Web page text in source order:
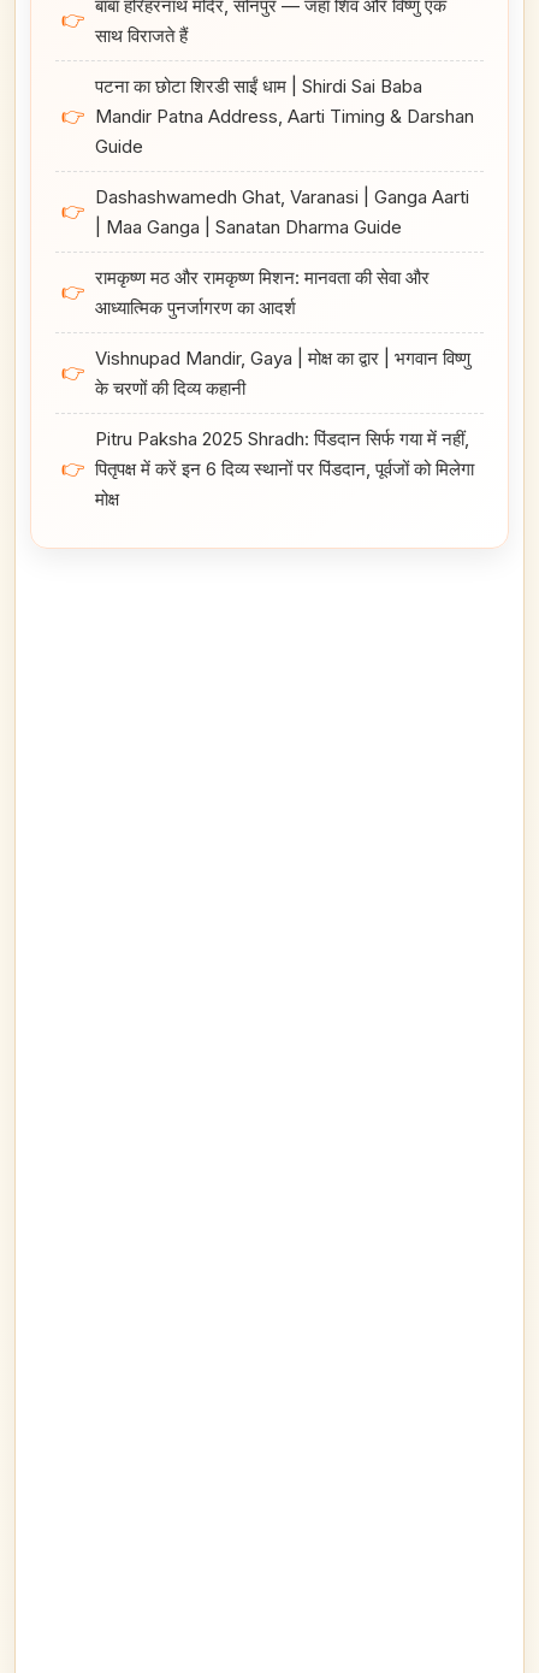
👉
बाबा हरिहरनाथ मंदिर, सोनपुर — जहाँ शिव और विष्णु एक
साथ विराजते हैं
👉
पटना का छोटा शिरडी साईं धाम | Shirdi Sai Baba
Mandir Patna Address, Aarti Timing & Darshan
Guide
👉
Dashashwamedh Ghat, Varanasi | Ganga Aarti
| Maa Ganga | Sanatan Dharma Guide
👉
रामकृष्ण मठ और रामकृष्ण मिशन: मानवता की सेवा और
आध्यात्मिक पुनर्जागरण का आदर्श
👉
Vishnupad Mandir, Gaya | मोक्ष का द्वार | भगवान विष्णु
के चरणों की दिव्य कहानी
👉
Pitru Paksha 2025 Shradh: पिंडदान सिर्फ गया में नहीं,
पितृपक्ष में करें इन 6 दिव्य स्थानों पर पिंडदान, पूर्वजों को मिलेगा
मोक्ष